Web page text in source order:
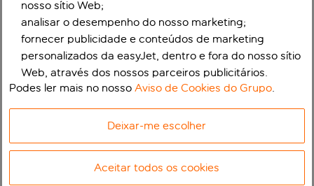
nosso sítio Web;
analisar o desempenho do nosso marketing;
fornecer publicidade e conteúdos de marketing
personalizados da easyJet, dentro e fora do nosso sítio
Web, através dos nossos parceiros publicitários.
Podes ler mais no nossoAviso de Cookies do Grupo.
Deixar-me escolher
Aceitar todos os cookies